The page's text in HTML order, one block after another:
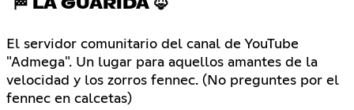
🏁 LA GUARIDA 🦊
El servidor comunitario del canal de YouTube
"Admega". Un lugar para aquellos amantes de la
velocidad y los zorros fennec. (No preguntes por el
fennec en calcetas)